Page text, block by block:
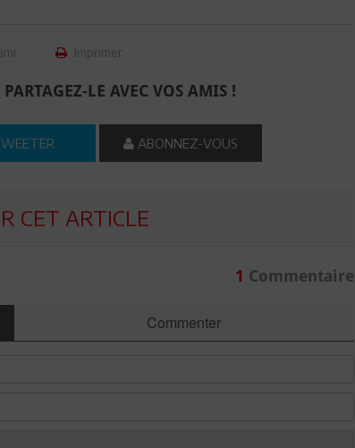
Imprimer
LE AVEC VOS AMIS !
ABONNEZ-VOUS
CET ARTICLE
1 Commentaire
Commenter